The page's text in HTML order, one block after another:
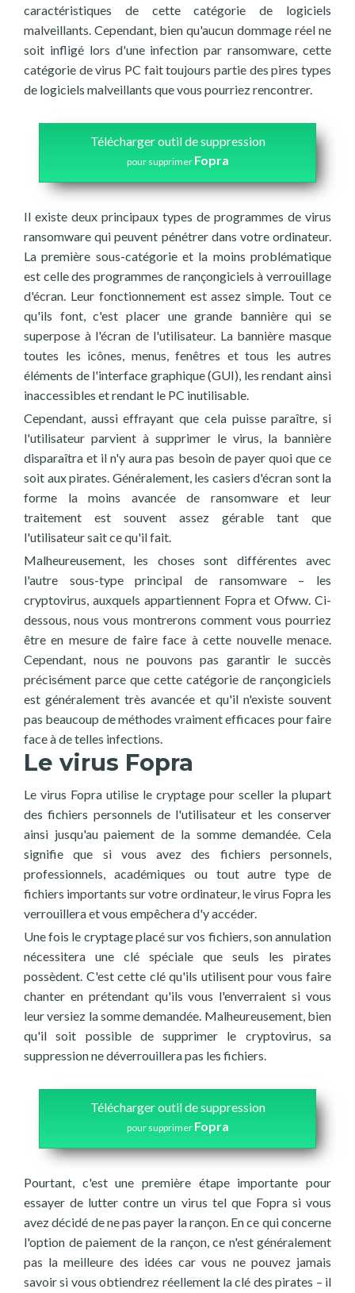
caractéristiques de cette catégorie de logiciels
malveillants. Cependant, bien qu'aucun dommage réel ne
soit infligé lors d'une infection par ransomware, cette
catégorie de virus PC fait toujours partie des pires types
de logiciels malveillants que vous pourriez rencontrer.
Télécharger outil de suppression
pour supprimer Fopra
Il existe deux principaux types de programmes de virus
ransomware qui peuvent pénétrer dans votre ordinateur.
La première sous-catégorie et la moins problématique
est celle des programmes de rançongiciels à verrouillage
d'écran. Leur fonctionnement est assez simple. Tout ce
qu'ils font, c'est placer une grande bannière qui se
superpose à l'écran de l'utilisateur. La bannière masque
toutes les icônes, menus, fenêtres et tous les autres
éléments de l'interface graphique (GUI), les rendant ainsi
inaccessibles et rendant le PC inutilisable.
Cependant, aussi effrayant que cela puisse paraître, si
l'utilisateur parvient à supprimer le virus, la bannière
disparaîtra et il n'y aura pas besoin de payer quoi que ce
soit aux pirates. Généralement, les casiers d'écran sont la
forme la moins avancée de ransomware et leur
traitement est souvent assez gérable tant que
l'utilisateur sait ce qu'il fait.
Malheureusement, les choses sont différentes avec
l'autre sous-type principal de ransomware – les
cryptovirus, auxquels appartiennent Fopra et Ofww. Ci-
dessous, nous vous montrerons comment vous pourriez
être en mesure de faire face à cette nouvelle menace.
Cependant, nous ne pouvons pas garantir le succès
précisément parce que cette catégorie de rançongiciels
est généralement très avancée et qu'il n'existe souvent
pas beaucoup de méthodes vraiment efficaces pour faire
face à de telles infections.
Le virus Fopra
Le virus Fopra utilise le cryptage pour sceller la plupart
des fichiers personnels de l'utilisateur et les conserver
ainsi jusqu'au paiement de la somme demandée. Cela
signifie que si vous avez des fichiers personnels,
professionnels, académiques ou tout autre type de
fichiers importants sur votre ordinateur, le virus Fopra les
verrouillera et vous empêchera d'y accéder.
Une fois le cryptage placé sur vos fichiers, son annulation
nécessitera une clé spéciale que seuls les pirates
possèdent. C'est cette clé qu'ils utilisent pour vous faire
chanter en prétendant qu'ils vous l'enverraient si vous
leur versiez la somme demandée. Malheureusement, bien
qu'il soit possible de supprimer le cryptovirus, sa
suppression ne déverrouillera pas les fichiers.
Télécharger outil de suppression
pour supprimer Fopra
Pourtant, c'est une première étape importante pour
essayer de lutter contre un virus tel que Fopra si vous
avez décidé de ne pas payer la rançon. En ce qui concerne
l'option de paiement de la rançon, ce n'est généralement
pas la meilleure des idées car vous ne pouvez jamais
savoir si vous obtiendrez réellement la clé des pirates – il